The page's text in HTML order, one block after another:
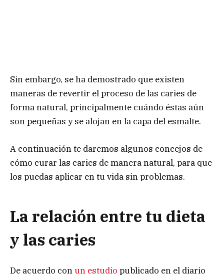
Sin embargo, se ha demostrado que existen
maneras de revertir el proceso de las caries de
forma natural, principalmente cuándo éstas aún
son pequeñas y se alojan en la capa del esmalte.
A continuación te daremos algunos concejos de
cómo curar las caries de manera natural, para que
los puedas aplicar en tu vida sin problemas.
La relación entre tu dieta
y las caries
De acuerdo conun estudio publicado en el diario